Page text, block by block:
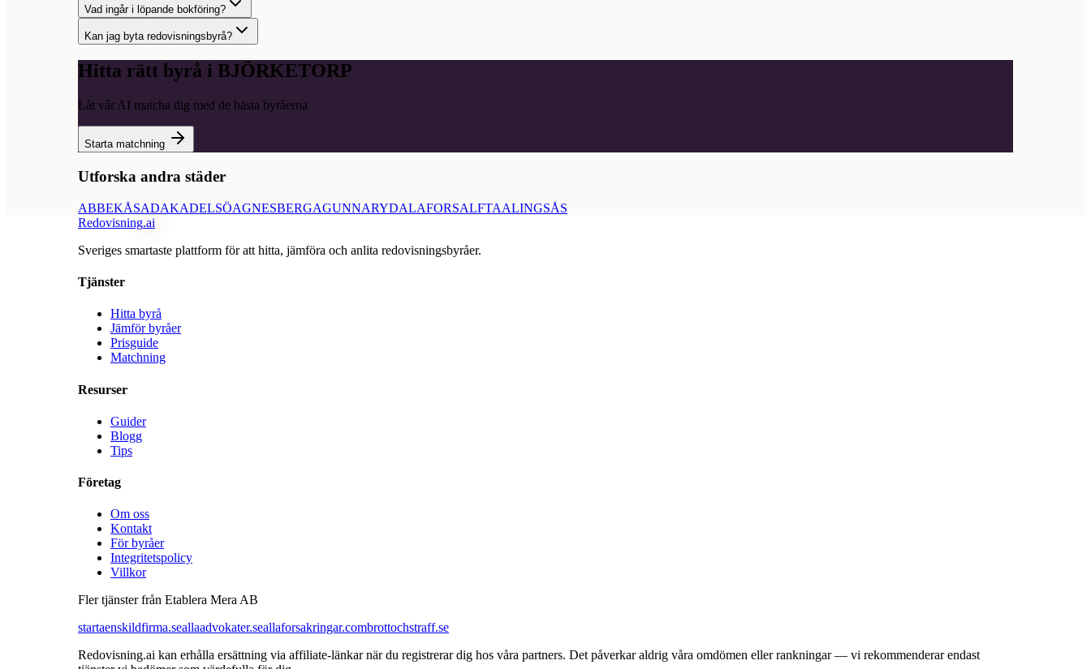
Vad ingår i löpande bokföring?
Kan jag byta redovisningsbyrå?
Hitta rätt byrå i BJÖRKETORP
Låt vår AI matcha dig med de bästa byråerna
Starta matchning
Utforska andra städer
ABBEKÅSADAKADELSÖAGNESBERGAGUNNARYDALAFORSALFTAALINGSÅS
Redovisning.ai
Sveriges smartaste plattform för att hitta, jämföra och anlita redovisningsbyråer.
Tjänster
Hitta byrå
Jämför byråer
Prisguide
Matchning
Resurser
Guider
Blogg
Tips
Företag
Om oss
Kontakt
För byråer
Integritetspolicy
Villkor
Fler tjänster från Etablera Mera AB
startaenskildfirma.seallaadvokater.seallaforsakringar.combrottochstraff.se
Redovisning.ai kan erhålla ersättning via affiliate-länkar när du registrerar dig hos våra partners. Det påverkar aldrig våra omdömen eller rankningar — vi rekommenderar endast